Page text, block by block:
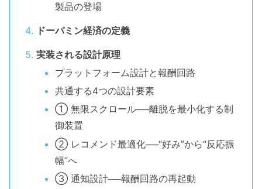
製品の登場
ドーパミン経済の定義
実装される設計原理
プラットフォーム設計と報酬回路
共通する4つの設計要素
① 無限スクロール──離脱を最小化する制
御装置
② レコメンド最適化──“好み”から“反応振
幅”へ
③ 通知設計──報酬回路の再起動